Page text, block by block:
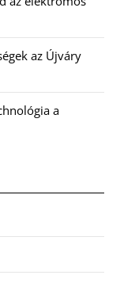
az Újváry
a